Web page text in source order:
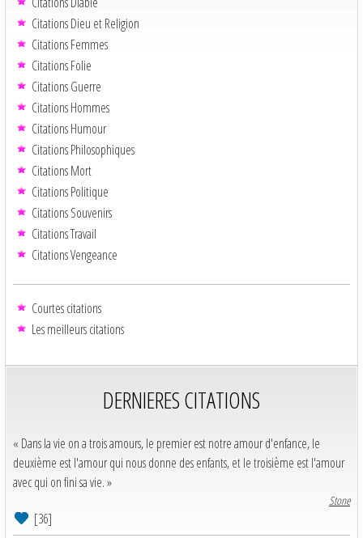
Citations Dieu et Religion
Citations Femmes
Citations Folie
Citations Guerre
Citations Hommes
Citations Humour
Citations Philosophiques
Citations Mort
Citations Politique
Citations Souvenirs
Citations Travail
Citations Vengeance
Courtes citations
Les meilleurs citations
DERNIERES CITATIONS
« Dans la vie on a trois amours, le premier est notre amour d'enfance, le
deuxième est l'amour qui nous donne des enfants, et le troisième est l'amour
avec qui on fini sa vie. »
Stone
[36]